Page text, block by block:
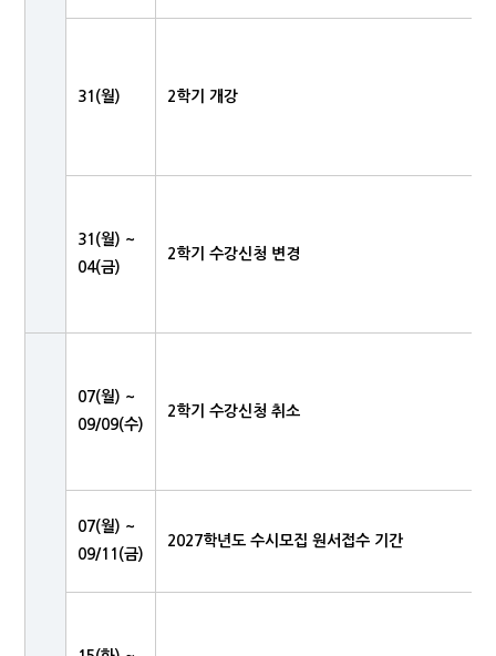
31(월) 2학기 개강
31(월) ~
04(금)
2학기 수강신청 변경
07(월) ~
09/09(수)
2학기 수강신청 취소
07(월) ~
09/11(금)
2027학년도 수시모집 원서접수 기간